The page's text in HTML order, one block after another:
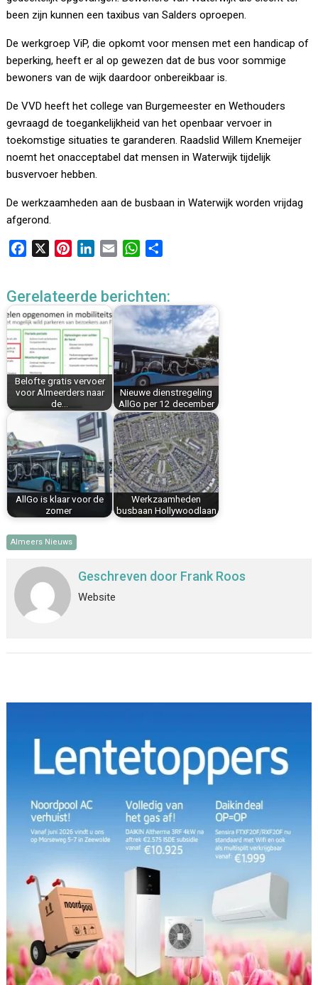
been zijn kunnen een taxibus van Salders oproepen.
De werkgroep ViP, die opkomt voor mensen met een handicap of
beperking, heeft er al op gewezen dat de bus voor sommige
bewoners van de wijk daardoor onbereikbaar is.
De VVD heeft het college van Burgemeester en Wethouders
gevraagd de toegankelijkheid van het openbaar vervoer in
toekomstige situaties te garanderen. Raadslid Willem Knemeijer
noemt het onacceptabel dat mensen in Waterwijk tijdelijk
busvervoer hebben.
De werkzaamheden aan de busbaan in Waterwijk worden vrijdag
afgerond.
e
b
o
o
k
t
e
r
e
s
t
k
e
d
n
i
l
W
t
s
A
p
p
e
n
Gerelateerde berichten:
Belofte gratis vervoer
voor Almeerders naar
de…
Nieuwe dienstregeling
AllGo per 12 december
AllGo is klaar voor de
zomer
Werkzaamheden
busbaan Hollywoodlaan
Almeers Nieuws
Geschreven door Frank Roos
Website